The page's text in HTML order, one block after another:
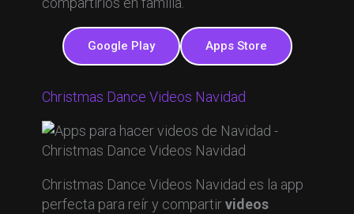
Google Play Apps Store
Christmas Dance Videos Navidad
Christmas Dance Videos Navidad es la app
perfecta para reír y compartirvideos